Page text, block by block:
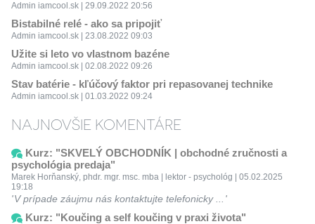
Admin iamcool.sk | 29.09.2022 20:56
Bistabilné relé - ako sa pripojiť
Admin iamcool.sk | 23.08.2022 09:03
Užite si leto vo vlastnom bazéne
Admin iamcool.sk | 02.08.2022 09:26
Stav batérie - kľúčový faktor pri repasovanej technike
Admin iamcool.sk | 01.03.2022 09:24
NAJNOVŠIE KOMENTÁRE
Kurz: "SKVELÝ OBCHODNÍK | obchodné zručnosti a
psychológia predaja"
Marek Horňanský, phdr. mgr. msc. mba | lektor - psychológ | 05.02.2025
19:18
V prípade záujmu nás kontaktujte telefonicky ...
Kurz: "Koučing a self koučing v praxi života"